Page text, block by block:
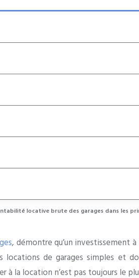
locative brute des garages dans les
, démontre qu’un investissement
de garages simples et
à la location n’est pas toujours le